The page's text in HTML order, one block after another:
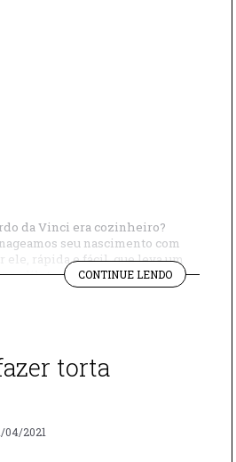
da Vinci era cozinheiro?
seu nascimento com
ele, rápida e fácil, que leva um
o salmão. Assista o
deliciosos bolinhos de salmão!
CONTINUE LENDO"RECEITA
DE
torta
04/2021